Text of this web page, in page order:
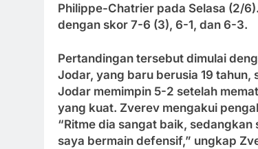
Philippe-Chatrier pada Selasa (2/
dengan skor 7-6 (3), 6-1, dan 6-3.
Pertandingan tersebut dimulai
Jodar, yang baru berusia 19
Jodar memimpin 5-2 setelah
yang kuat. Zverev mengakui
“Ritme dia sangat baik,
saya bermain defensif,” ungkap